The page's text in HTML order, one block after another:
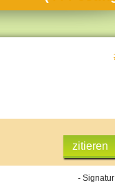
zitieren
-